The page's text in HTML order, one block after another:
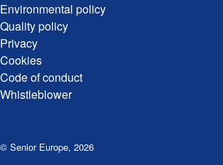
Environmental policy
Quality policy
Privacy
Cookies
Code of conduct
Whistleblower
© Senior Europe, 2026